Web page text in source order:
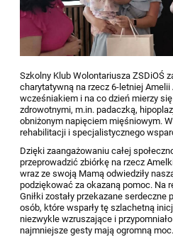
Szkolny Klub Wolontariusza ZSDiOŚ
charytatywną na rzecz 6-letniej
wcześniakiem i na co dzień mierzy
zdrowotnymi, m.in. padaczką,
obniżonym napięciem mięśniowym.
rehabilitacji i specjalistycznego
Dzięki zaangażowaniu całej
przeprowadzić zbiórkę na rzecz
wraz ze swoją Mamą odwiedziły
podziękować za okazaną pomoc. Na
Gniłki zostały przekazane
osób, które wsparły tę szlachetną
niezwykle wzruszające i
najmniejsze gesty mają ogromną moc.